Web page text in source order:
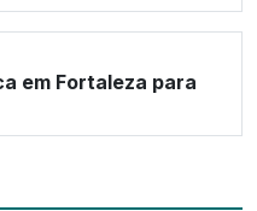
em Fortaleza para